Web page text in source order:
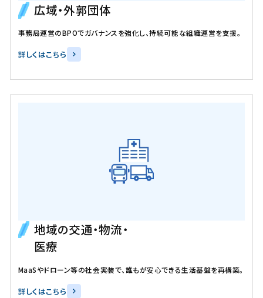
広域・外郭団体
事務局運営のBPOでガバナンスを強化し、持続可能な組織運営を支援。
詳しくはこちら
地域の交通・物流・
医療
MaaSやドローン等の社会実装で、誰もが安心できる生活基盤を再構築。
詳しくはこちら